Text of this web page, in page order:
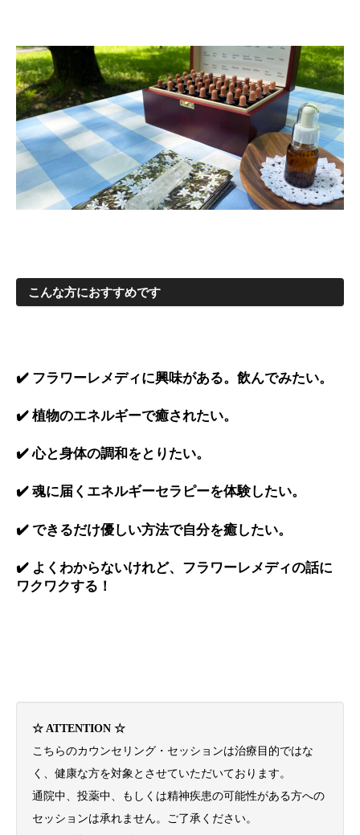
こんな方におすすめです
✔️ フラワーレメディに興味がある。飲んでみたい。
✔️ 植物のエネルギーで癒されたい。
✔️ 心と身体の調和をとりたい。
✔️ 魂に届くエネルギーセラピーを体験したい。
✔️ できるだけ優しい方法で自分を癒したい。
✔️ よくわからないけれど、フラワーレメディの話に
ワクワクする！
☆ ATTENTION ☆
こちらのカウンセリング・セッションは治療目的ではな
く、健康な方を対象とさせていただいております。
通院中、投薬中、もしくは精神疾患の可能性がある方への
セッションは承れません。ご了承ください。